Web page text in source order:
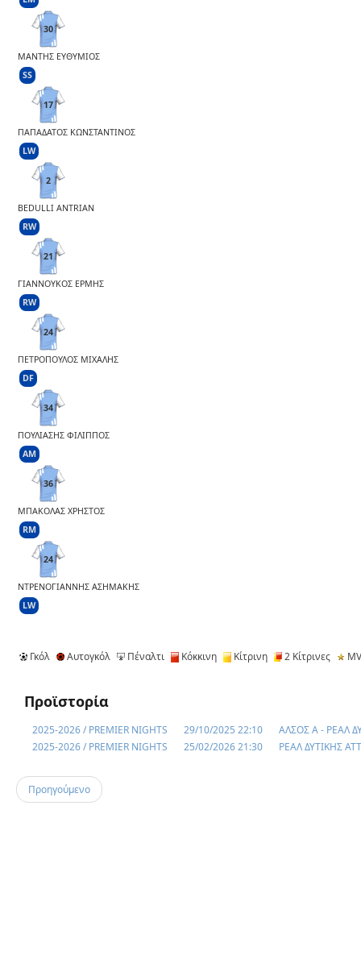
30
ΜΑΝΤΗΣ ΕΥΘΥΜΙΟΣ
SS
17
ΠΑΠΑΔΑΤΟΣ ΚΩΝΣΤΑΝΤΙΝΟΣ
LW
2
BEDULLI ANTRIAN
RW
21
ΓΙΑΝΝΟΥΚΟΣ ΕΡΜΗΣ
RW
24
ΠΕΤΡΟΠΟΥΛΟΣ ΜΙΧΑΛΗΣ
DF
34
ΠΟΥΛΙΑΣΗΣ ΦΙΛΙΠΠΟΣ
AM
36
ΜΠΑΚΟΛΑΣ ΧΡΗΣΤΟΣ
RM
24
ΝΤΡΕΝΟΓΙΑΝΝΗΣ ΑΣΗΜΑΚΗΣ
LW
Γκόλ Αυτογκόλ Πέναλτι Κόκκινη Κίτρινη 2 Κίτρινες
Προϊστορία
2025-2026 / PREMIER NIGHTS 29/10/2025 22:10
ΑΛΣΟΣ Α - ΡΕΑΛ
2025-2026 / PREMIER NIGHTS
25/02/2026 21:30 ΡΕΑΛ ΔΥΤΙΚΗΣ
Προηγούμενο